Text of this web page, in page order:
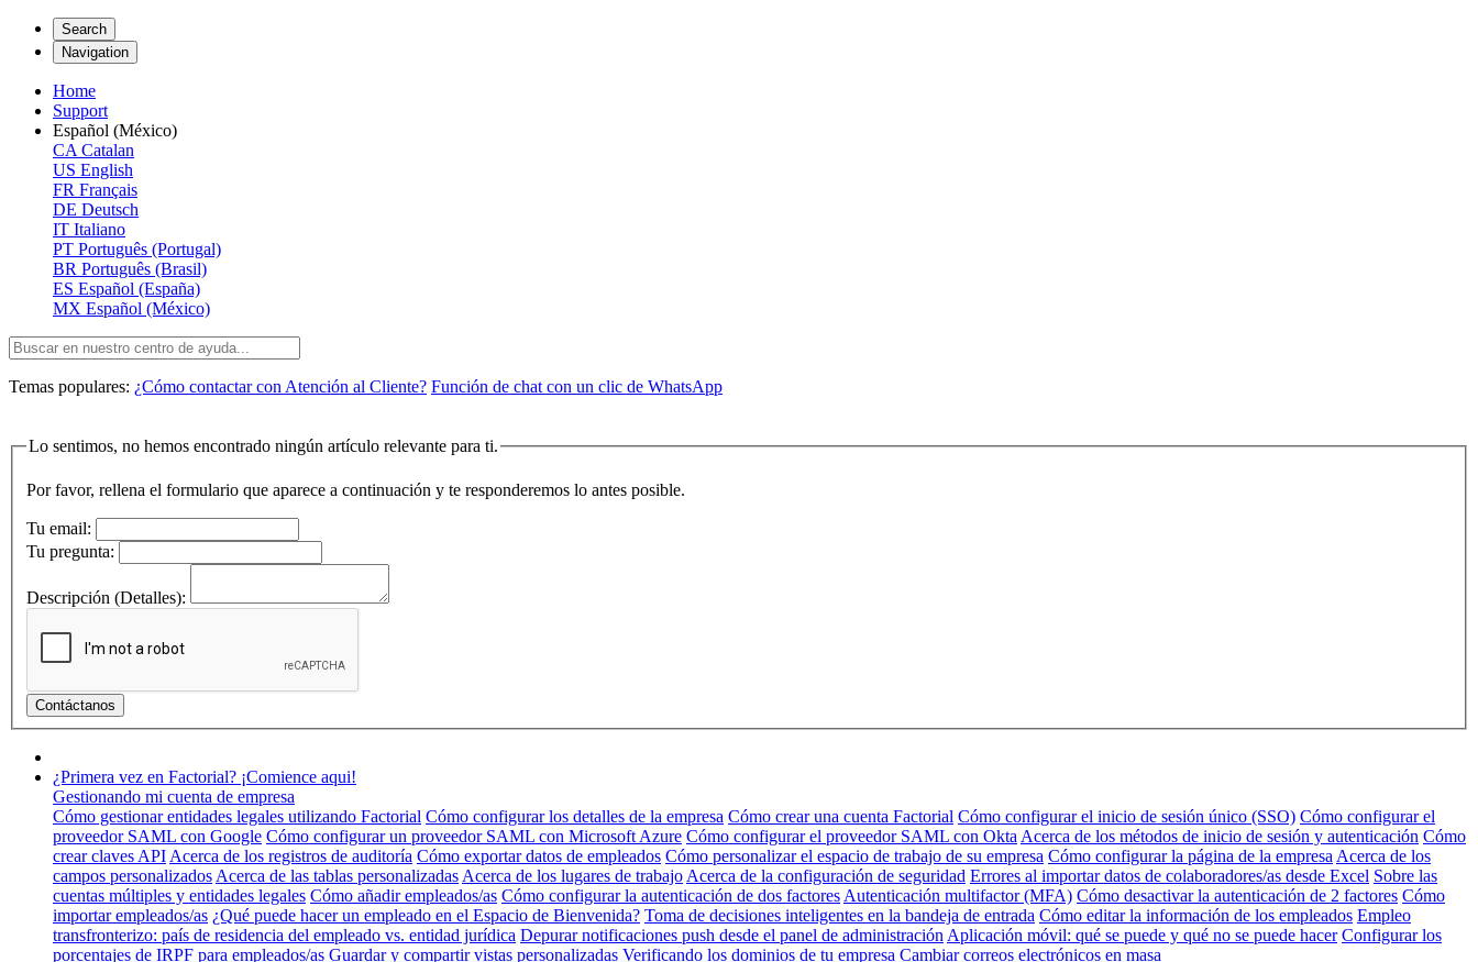
Search
Navigation
Home
Support
Español (México)
CA Catalan
US English
FR Français
DE Deutsch
IT Italiano
PT Português (Portugal)
BR Português (Brasil)
ES Español (España)
MX Español (México)
Temas populares: ¿Cómo contactar con Atención al Cliente? Función de chat con un clic de WhatsApp
Lo sentimos, no hemos encontrado ningún artículo relevante para ti.
Por favor, rellena el formulario que aparece a continuación y te responderemos lo antes posible.
Tu email:
Tu pregunta:
Descripción (Detalles):
¿Primera vez en Factorial? ¡Comience aqui!
Gestionando mi cuenta de empresa
Cómo gestionar entidades legales utilizando Factorial Cómo configurar los detalles de la empresa Cómo crear una cuenta Factorial Cómo configurar el inicio de sesión único (SSO) Cómo configurar el
proveedor SAML con Google Cómo configurar un proveedor SAML con Microsoft Azure Cómo configurar el proveedor SAML con Okta Acerca de los métodos de inicio de sesión y autenticación Cómo
crear claves API Acerca de los registros de auditoría Cómo exportar datos de empleados Cómo personalizar el espacio de trabajo de su empresa Cómo configurar la página de la empresa Acerca de los
campos personalizados Acerca de las tablas personalizadas Acerca de los lugares de trabajo Acerca de la configuración de seguridad Errores al importar datos de colaboradores/as desde Excel Sobre las
cuentas múltiples y entidades legales Cómo añadir empleados/as Cómo configurar la autenticación de dos factores Autenticación multifactor (MFA) Cómo desactivar la autenticación de 2 factores Cómo
importar empleados/as ¿Qué puede hacer un empleado en el Espacio de Bienvenida? Toma de decisiones inteligentes en la bandeja de entrada Cómo editar la información de los empleados Empleo
transfronterizo: país de residencia del empleado vs. entidad jurídica Depurar notificaciones push desde el panel de administración Aplicación móvil: qué se puede y qué no se puede hacer Configurar los
porcentajes de IRPF para empleados/as Guardar y compartir vistas personalizadas Verificando los dominios de tu empresa Cambiar correos electrónicos en masa